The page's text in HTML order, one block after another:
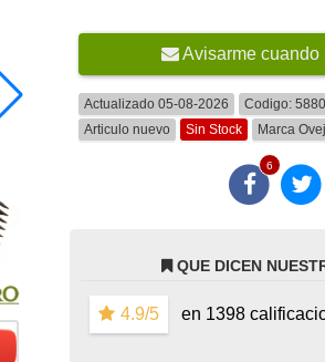
Avisarme cuando
Actualizado 05-08-2026 Codigo:5880
Articulo nuevo
Sin Stock Marca
6
QUE DICEN
4.9/5
en 1398